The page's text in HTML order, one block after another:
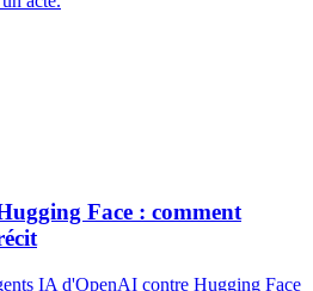
Face : comment
IA d'OpenAI contre Hugging Face